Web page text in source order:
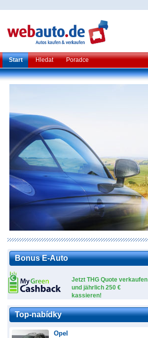
Start Hledat Poradce
Bonus E-Auto
Jetzt THG Quote verkaufen
und jährlich 250 €
kassieren!
Top-nabídky
Opel